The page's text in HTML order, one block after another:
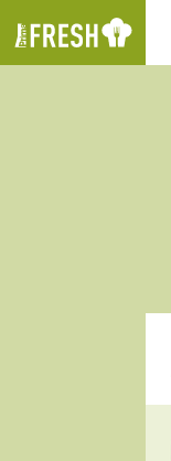
RYCHLOVKY